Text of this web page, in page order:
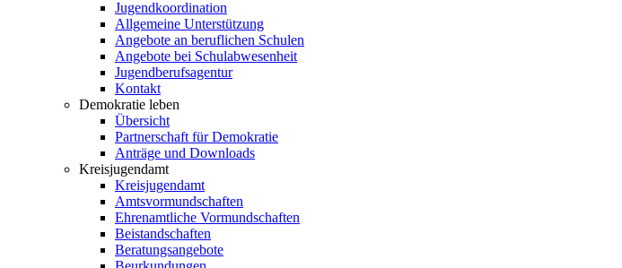
Jugendkoordination
Allgemeine Unterstützung
Angebote an beruflichen Schulen
Angebote bei Schulabwesenheit
Jugendberufsagentur
Kontakt
Demokratie leben
Übersicht
Partnerschaft für Demokratie
Anträge und Downloads
Kreisjugendamt
Kreisjugendamt
Amtsvormundschaften
Ehrenamtliche Vormundschaften
Beistandschaften
Beratungsangebote